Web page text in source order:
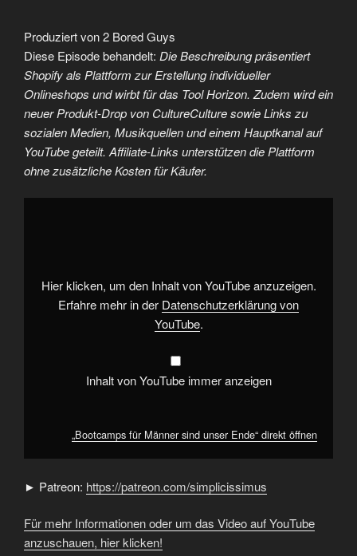
Produziert von 2 Bored Guys
Diese Episode behandelt: Die Beschreibung präsentiert
Shopify als Plattform zur Erstellung individueller
Onlineshops und wirbt für das Tool Horizon. Zudem wird ein
neuer Produkt-Drop von CultureCulture sowie Links zu
sozialen Medien, Musikquellen und einem Hauptkanal auf
YouTube geteilt. Affiliate-Links unterstützen die Plattform
ohne zusätzliche Kosten für Käufer.
„Bootcamps
YouTube
anzeigen
Hier klicken, um den Inhalt von YouTube anzuzeigen.
Erfahre mehr in der Datenschutzerklärung von
YouTube.
Inhalt von YouTube immer anzeigen
„Bootcamps für Männer sind unser Ende“ direkt öffnen
► Patreon: https://patreon.com/simplicissimus
Für mehr Informationen oder um das Video auf YouTube
anzuschauen, hier klicken!